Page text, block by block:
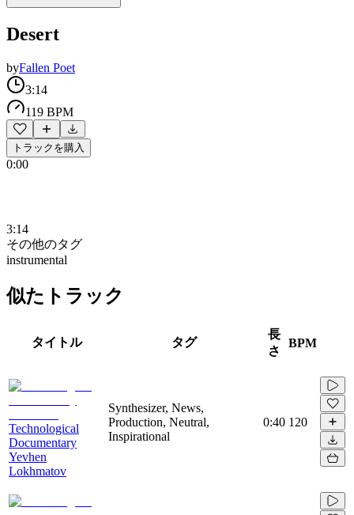
Desert
byFallen Poet
3:14
119 BPM
トラックを購入
0:00
3:14
その他のタグ
instrumental
似たトラック
タイトル タグ
長
さ
BPM
Technological
Documentary
Yevhen
Lokhmatov
Synthesizer, News,
Production, Neutral,
Inspirational
0:40 120